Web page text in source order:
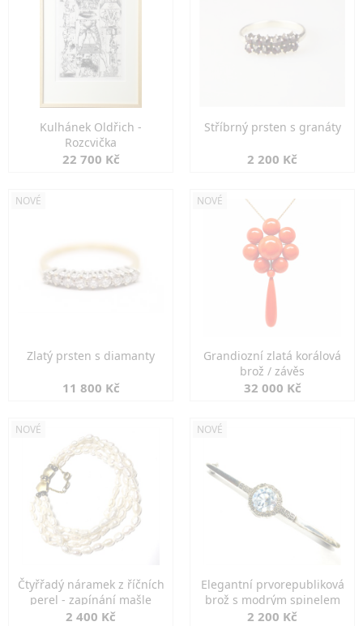
Kulhánek Oldřich -
Rozcvička
22 700 Kč
Stříbrný prsten s granáty
2 200 Kč
NOVÉ
Zlatý prsten s diamanty
11 800 Kč
NOVÉ
Grandiozní zlatá korálová
brož / závěs
32 000 Kč
NOVÉ
Čtyřřadý náramek z říčních
perel - zapínání mašle
2 400 Kč
NOVÉ
Elegantní prvorepubliková
brož s modrým spinelem
2 200 Kč